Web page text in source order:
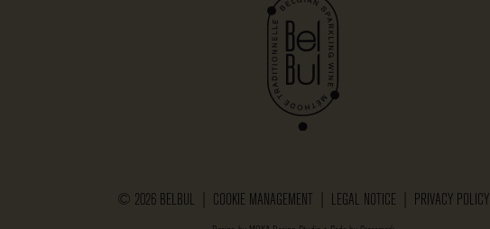
© 2026 BELBUL | COOKIE MANAGEMENT LEGAL NOTICE PRIVACY POLICY